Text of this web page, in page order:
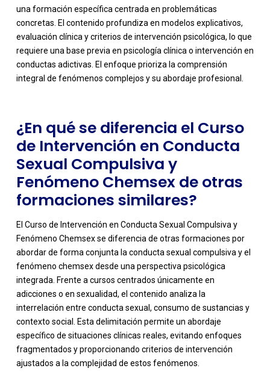
una formación específica centrada en problemáticas
concretas. El contenido profundiza en modelos explicativos,
evaluación clínica y criterios de intervención psicológica, lo que
requiere una base previa en psicología clínica o intervención en
conductas adictivas. El enfoque prioriza la comprensión
integral de fenómenos complejos y su abordaje profesional.
-
¿En qué se diferencia el Curso
de Intervención en Conducta
Sexual Compulsiva y
Fenómeno Chemsex de otras
formaciones similares?
El Curso de Intervención en Conducta Sexual Compulsiva y
Fenómeno Chemsex se diferencia de otras formaciones por
abordar de forma conjunta la conducta sexual compulsiva y el
fenómeno chemsex desde una perspectiva psicológica
integrada. Frente a cursos centrados únicamente en
adicciones o en sexualidad, el contenido analiza la
interrelación entre conducta sexual, consumo de sustancias y
contexto social. Esta delimitación permite un abordaje
específico de situaciones clínicas reales, evitando enfoques
fragmentados y proporcionando criterios de intervención
ajustados a la complejidad de estos fenómenos.
-